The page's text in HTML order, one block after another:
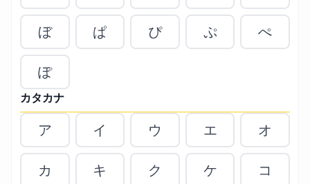
ぼ ぱ ぴ ぷ ぺ
ぽ
カタカナ
ア イ ウ エ オ
カ キ ク ケ コ